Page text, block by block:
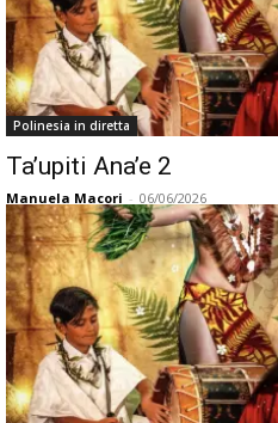
Polinesia in diretta
Ta’upiti Ana’e 2
Manuela Macori - 06/06/2026